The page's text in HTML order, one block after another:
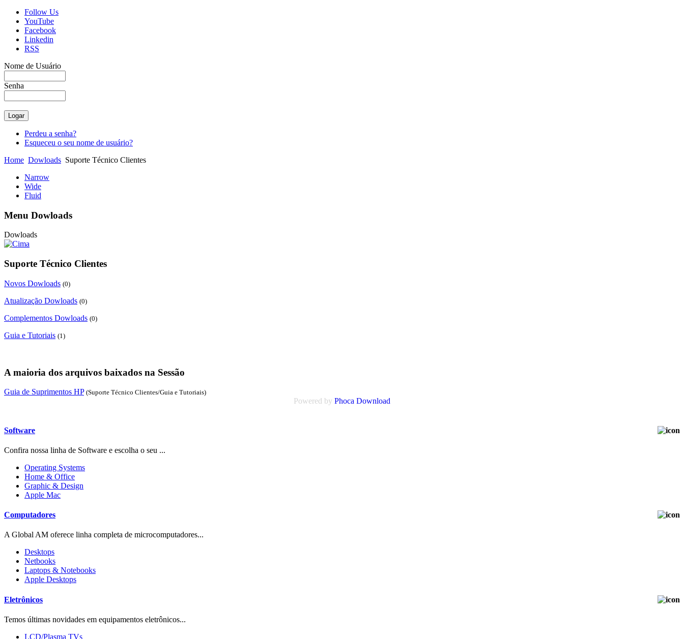
Follow Us
YouTube
Facebook
Linkedin
RSS
Nome de Usuário
Senha
Perdeu a senha?
Esqueceu o seu nome de usuário?
Home Dowloads Suporte Técnico Clientes
Narrow
Wide
Fluid
Menu Dowloads
Dowloads
Suporte Técnico Clientes
Novos Dowloads (0)
Atualização Dowloads (0)
Complementos Dowloads (0)
Guia e Tutoriais (1)
A maioria dos arquivos baixados na Sessão
Guia de Suprimentos HP (Suporte Técnico Clientes/Guia e Tutoriais)
Powered by Phoca Download
Software
Confira nossa linha de Software e escolha o seu ...
Operating Systems
Home & Office
Graphic & Design
Apple Mac
Computadores
A Global AM oferece linha completa de microcomputadores...
Desktops
Netbooks
Laptops & Notebooks
Apple Desktops
Eletrônicos
Temos últimas novidades em equipamentos eletrônicos...
LCD/Plasma TVs